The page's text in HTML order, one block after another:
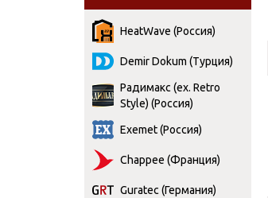
HeatWave (Россия)
Demir Dokum (Турция)
Радимакс (ex. Retro
Style) (Россия)
Exemet (Россия)
Chappee (Франция)
Guratec (Германия)